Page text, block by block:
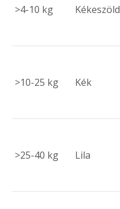
>4-10 kg Kékeszöld
>10-25 kg Kék
>25-40 kg Lila